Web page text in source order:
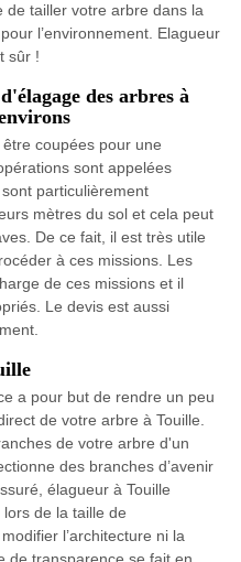
de tailler votre arbre dans la
l’environnement. Elagueur
sûr !
des arbres à
coupées pour une
sont appelées
particulièrement
mètres du sol et cela peut
De ce fait, il est très utile
à ces missions. Les
de ces missions et il
Le devis est aussi
a pour but de rendre un peu
de votre arbre à Touille.
de votre arbre d'un
des branches d’avenir
élagueur à Touille
de la taille de
l’architecture ni la